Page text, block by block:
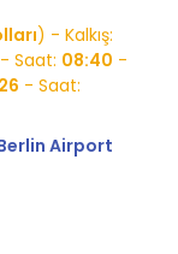
) - Kalkış:
- Saat: 08:40 -
- Saat:
Airport